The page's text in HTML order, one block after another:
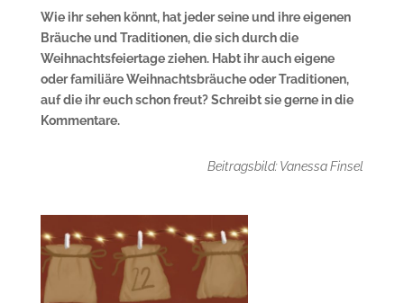
Wie ihr sehen könnt, hat jeder seine und ihre eigenen
Bräuche und Traditionen, die sich durch die
Weihnachtsfeiertage ziehen. Habt ihr auch eigene
oder familiäre Weihnachtsbräuche oder Traditionen,
auf die ihr euch schon freut? Schreibt sie gerne in die
Kommentare.
Beitragsbild: Vanessa Finsel